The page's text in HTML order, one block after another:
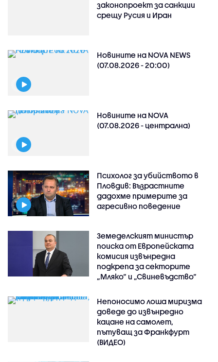
законопроект за санкции
срещу Русия и Иран
Новините на NOVA NEWS
(07.08.2026 - 20:00)
Новините на NOVA
(07.08.2026 - централна)
Психолог за убийството в
Пловдив: Възрастните
дадохме примерите за
агресивно поведение
Земеделският министър
поиска от Европейската
комисия извънредна
подкрепа за секторите
„Мляко“ и „Свиневъдство“
Непоносимо лоша миризма
доведе до извънредно
кацане на самолет,
пътуващ за Франкфурт
(ВИДЕО)